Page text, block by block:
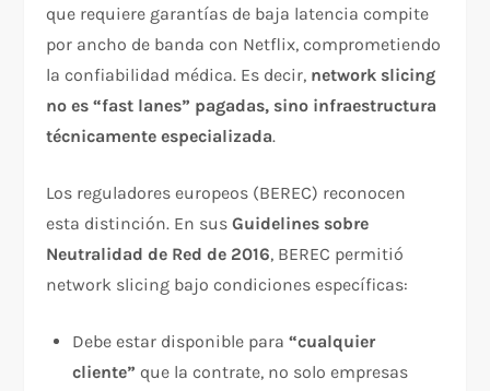
que requiere garantías de baja latencia compite
por ancho de banda con Netflix, comprometiendo
la confiabilidad médica. Es decir, network slicing
no es “fast lanes” pagadas, sino infraestructura
técnicamente especializada.​
Los reguladores europeos (BEREC) reconocen
esta distinción. En susGuidelines sobre
Neutralidad de Red de 2016, BEREC permitió
network slicing bajo condiciones específicas:​
Debe estar disponible para“cualquier
cliente” que la contrate, no solo empresas